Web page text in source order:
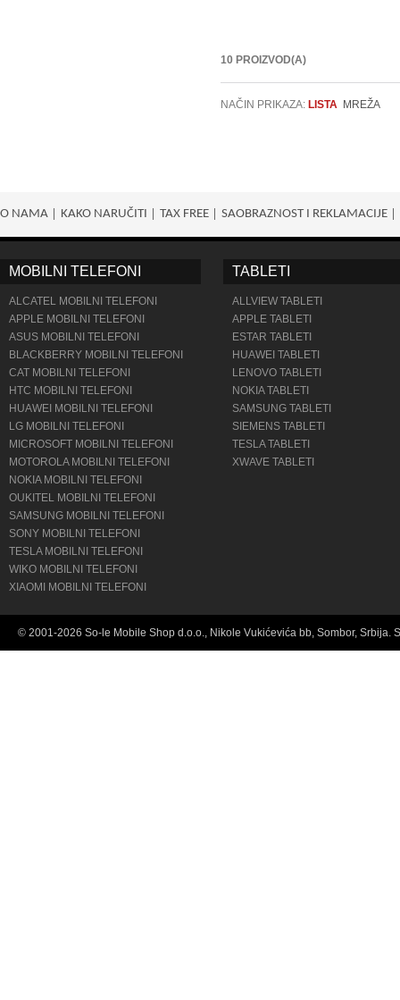
10 PROIZVOD(A)
NAČIN PRIKAZA: LISTA MREŽA
O NAMA KAKO NARUČITI TAX FREE SAOBRAZNOST I REKLAMACIJE
MOBILNI TELEFONI
ALCATEL MOBILNI TELEFONI
APPLE MOBILNI TELEFONI
ASUS MOBILNI TELEFONI
BLACKBERRY MOBILNI TELEFONI
CAT MOBILNI TELEFONI
HTC MOBILNI TELEFONI
HUAWEI MOBILNI TELEFONI
LG MOBILNI TELEFONI
MICROSOFT MOBILNI TELEFONI
MOTOROLA MOBILNI TELEFONI
NOKIA MOBILNI TELEFONI
OUKITEL MOBILNI TELEFONI
SAMSUNG MOBILNI TELEFONI
SONY MOBILNI TELEFONI
TESLA MOBILNI TELEFONI
WIKO MOBILNI TELEFONI
XIAOMI MOBILNI TELEFONI
TABLETI
ALLVIEW TABLETI
APPLE TABLETI
ESTAR TABLETI
HUAWEI TABLETI
LENOVO TABLETI
NOKIA TABLETI
SAMSUNG TABLETI
SIEMENS TABLETI
TESLA TABLETI
XWAVE TABLETI
© 2001-2026 So-le Mobile Shop d.o.o., Nikole Vukićevića bb, Sombor, Srbija.